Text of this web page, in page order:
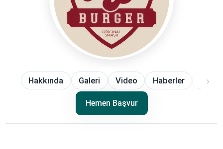
Hakkında Galeri Video Haberler
Hemen Başvur